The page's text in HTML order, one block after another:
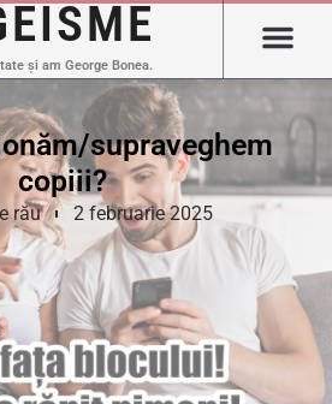
și am George Bonea.
supraveghem
copiii?
rău 2 februarie 2025